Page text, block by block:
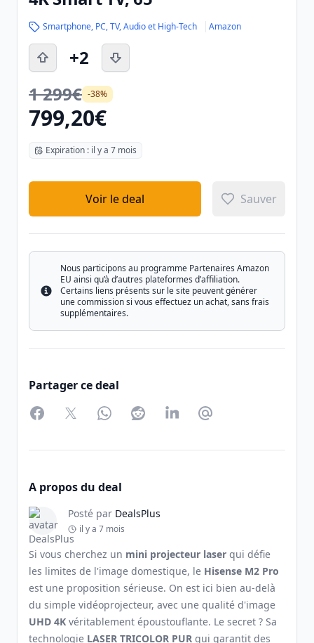
Smartphone, PC, TV, Audio et High-Tech Amazon
+2
1 299€ -38%
799,20€
Expiration : il y a 7 mois
Voir le deal Sauver
Info
Nous participons au programme Partenaires Amazon
EU ainsi qu’à d’autres plateformes d’affiliation.
Certains liens présents sur le site peuvent générer
une commission si vous effectuez un achat, sans frais
supplémentaires.
Partager ce deal
FacebookTwitterWhatsAppRedditLinkedInPartager par Email
A propos du deal
Posté par DealsPlus
il y a 7 mois
Si vous cherchez un mini projecteur laser qui défie
les limites de l'image domestique, le Hisense M2 Pro
est une proposition sérieuse. On est ici bien au-delà
du simple vidéoprojecteur, avec une qualité d'image
UHD 4K véritablement époustouflante. Le secret ? Sa
technologie LASER TRICOLOR PUR qui garantit des